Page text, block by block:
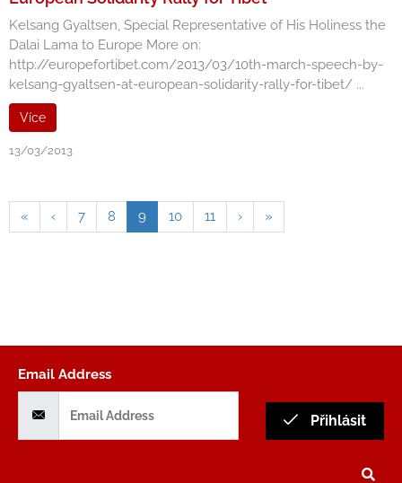
Kelsang Gyaltsen, Special Representative of His Holiness the
Dalai Lama to Europe More on:
http://europefortibet.com/2013/03/10th-march-speech-by-
kelsang-gyaltsen-at-european-solidarity-rally-for-tibet/ ...
Více
13/03/2013
« ‹ 7 8 9 10 11 › »
Email Address
Přihlásit